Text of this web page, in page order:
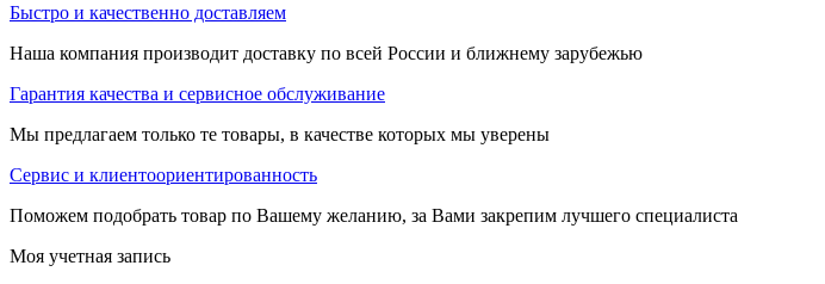
Быстро и качественно доставляем
Наша компания производит доставку по всей России и ближнему зарубежью
Гарантия качества и сервисное обслуживание
Мы предлагаем только те товары, в качестве которых мы уверены
Сервис и клиентоориентированность
Поможем подобрать товар по Вашему желанию, за Вами закрепим лучшего специалиста
Моя учетная запись